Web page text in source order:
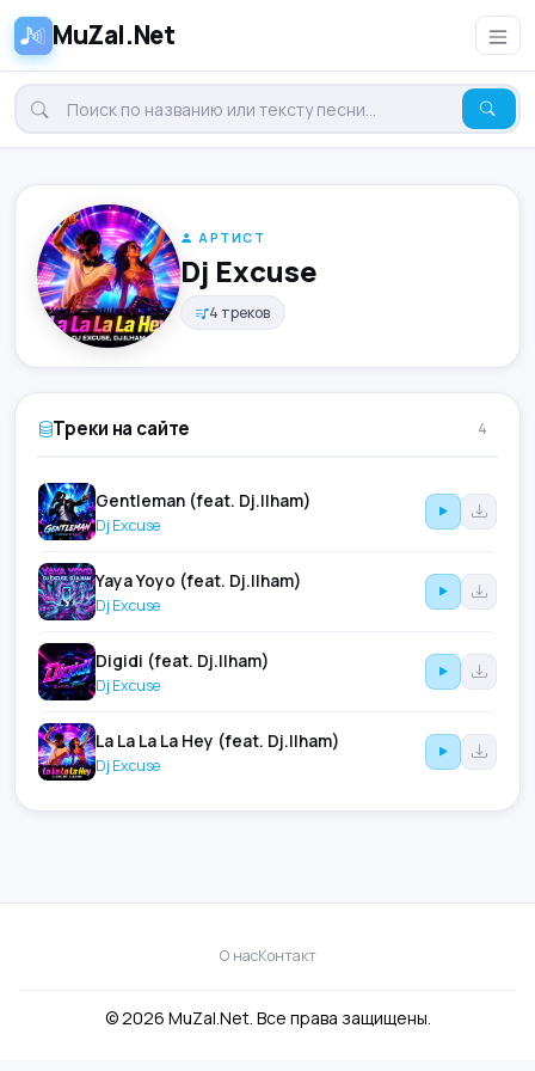
MuZal.Net
АРТИСТ
Dj Excuse
4 треков
Треки на сайте 4
Gentleman (feat. Dj.Ilham)
Dj Excuse
Yaya Yoyo (feat. Dj.Ilham)
Dj Excuse
Digidi (feat. Dj.Ilham)
Dj Excuse
La La La La Hey (feat. Dj.Ilham)
Dj Excuse
О насКонтакт
© 2026 MuZal.Net. Все права защищены.